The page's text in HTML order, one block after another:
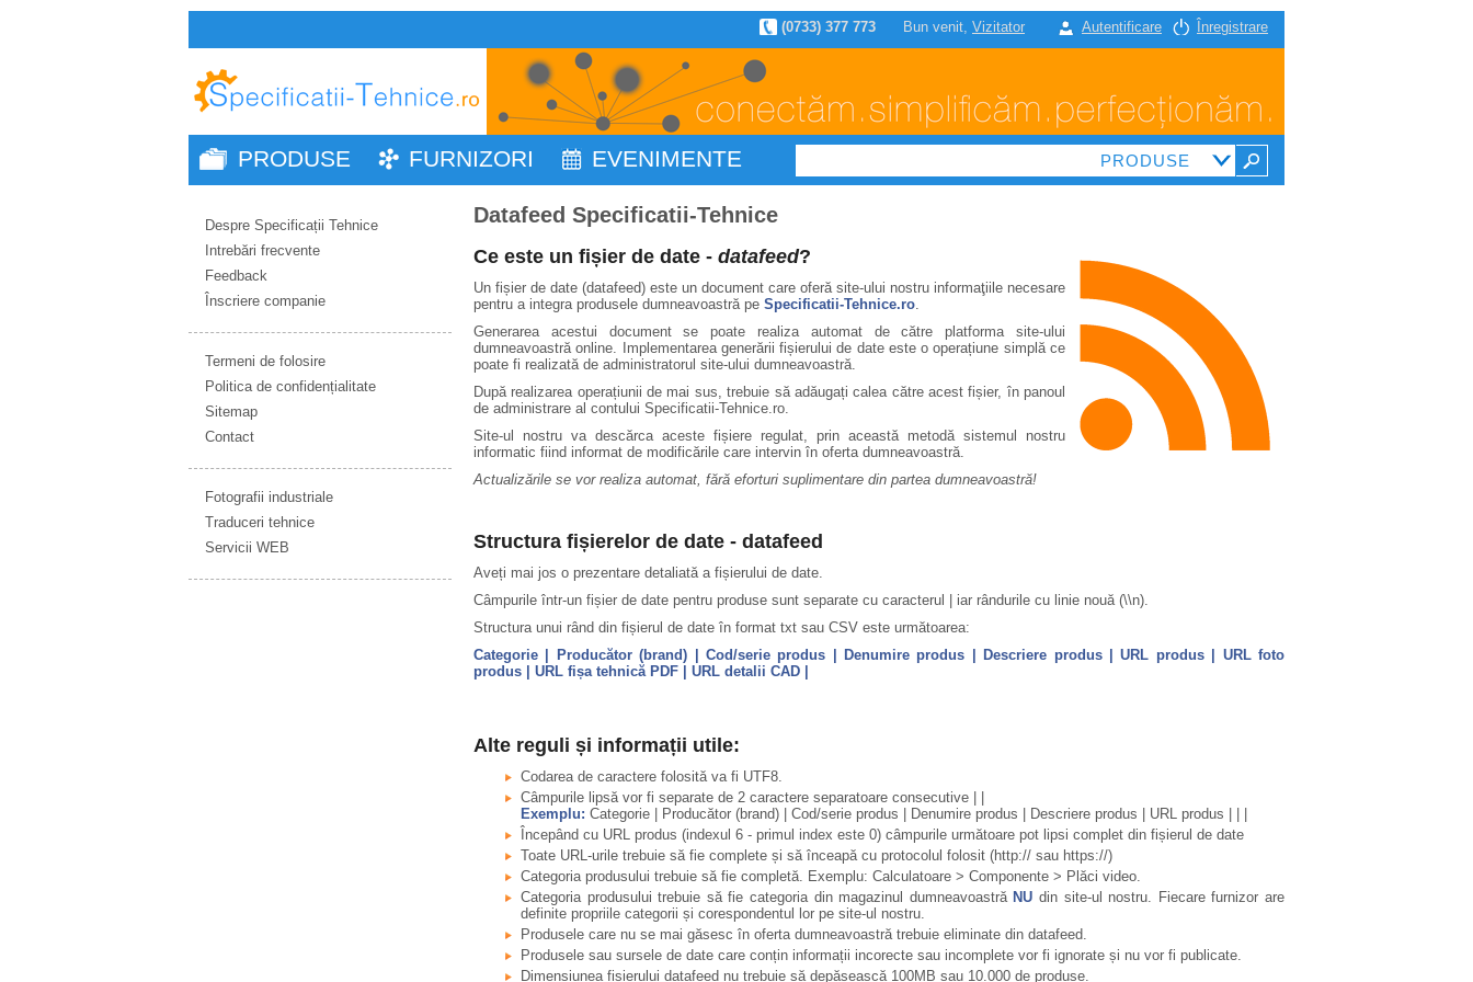
Înregistrare
Autentificare
Bun venit, Vizitator
(0733) 377 773
PRODUSE FURNIZORI EVENIMENTE
Despre Specificații Tehnice
Intrebări frecvente
Feedback
Înscriere companie
Termeni de folosire
Politica de confidențialitate
Sitemap
Contact
Fotografii industriale
Traduceri tehnice
Servicii WEB
Datafeed Specificatii-Tehnice
Ce este un fișier de date - datafeed?
Un fișier de date (datafeed) este un document care oferă site-ului nostru informaţiile necesare
pentru a integra produsele dumneavoastră pe Specificatii-Tehnice.ro
Generarea acestui document se poate realiza automat de către platforma site-ului
dumneavoastră online. Implementarea generării fișierului de date este o operațiune simplă ce
poate fi realizată de administratorul site-ului dumneavoastră.
După realizarea operațiunii de mai sus, trebuie să adăugați calea către acest fișier, în panoul
de administrare al contului Specificatii-Tehnice.ro.
Site-ul nostru va descărca aceste fișiere regulat, prin această metodă sistemul nostru
informatic fiind informat de modificările care intervin în oferta dumneavoastră.
Actualizările se vor realiza automat, fără eforturi suplimentare din partea dumneavoastră!
Structura fișierelor de date - datafeed
Aveți mai jos o prezentare detaliată a fișierului de date.
Câmpurile într-un fișier de date pentru produse sunt separate cu caracterul | iar rândurile cu linie nouă (\\n).
Structura unui rând din fișierul de date în format txt sau CSV este următoarea:
Categorie | Producător (brand) | Cod/serie produs | Denumire produs | Descriere produs | URL produs | URL foto
produs | URL fișa tehnică PDF | URL detalii CAD |
Alte reguli și informații utile:
Codarea de caractere folosită va fi UTF8.
Câmpurile lipsă vor fi separate de 2 caractere separatoare consecutive | |
Exemplu: Categorie | Producător (brand) | Cod/serie produs | Denumire produs | Descriere produs | URL produs | | |
Începând cu URL produs (indexul 6 - primul index este 0) câmpurile următoare pot lipsi complet din fișierul de date
Toate URL-urile trebuie să fie complete și să înceapă cu protocolul folosit (http:// sau https://)
Categoria produsului trebuie să fie completă. Exemplu: Calculatoare > Componente > Plăci video.
Categoria produsului trebuie să fie categoria din magazinul dumneavoastră NU din site-ul nostru. Fiecare furnizor are
definite propriile categorii și corespondentul lor pe site-ul nostru.
Produsele care nu se mai găsesc în oferta dumneavoastră trebuie eliminate din datafeed.
Produsele sau sursele de date care conțin informații incorecte sau incomplete vor fi ignorate și nu vor fi publicate.
Dimensiunea fișierului datafeed nu trebuie să depășească 100MB sau 10.000 de produse.